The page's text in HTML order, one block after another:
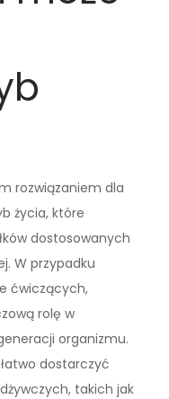
rozwiązaniem dla
życia, które
dostosowanych
W przypadku
ćwiczących,
rolę w
organizmu.
dostarczyć
takich jak